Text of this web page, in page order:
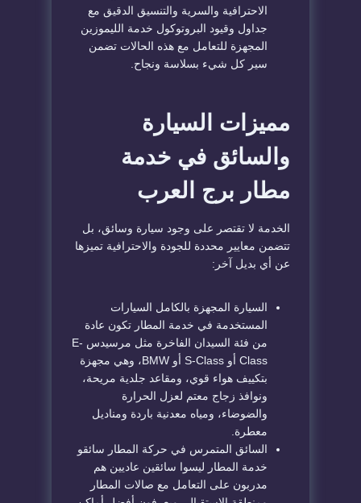
الاحترافية والسرية والتنسيق الدقيق مع
جداول وقيود البروتوكول خدمة الليموزين
المجهزة للتعامل مع هذه الحالات تضمن
سير كل شيء بسلاسة ونجاح.
مميزات السيارة
والسائق في خدمة
مطار برج العرب
الخدمة لا تقتصر على وجود سيارة وسائق، بل
تتضمن معايير محددة للجودة والاحترافية تميزها
عن أي بديل آخر:
السيارة المجهزة بالكامل السيارات
المستخدمة في خدمة المطار تكون عادة
من فئة السيدان الفاخرة مثل مرسيدس E-
Class أو S-Class أو BMW، وهي مجهزة
بتكييف هواء قوي، ومقاعد جلدية مريحة،
ونوافذ زجاج معتم لعزل الحرارة
والضوضاء، ومياه معدنية باردة ومناديل
معطرة.
السائق المتمرس في حركة المطار سائقو
خدمة المطار ليسوا سائقين عاديين هم
مدربون على التعامل مع صالات المطار